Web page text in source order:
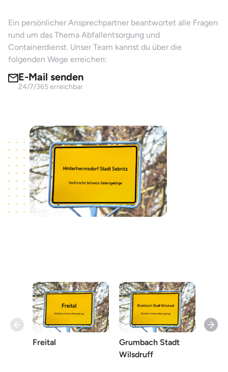
Ein persönlicher Ansprechpartner beantwortet alle Fragen
rund um das Thema Abfallentsorgung und
Containerdienst. Unser Team kannst du über die
folgenden Wege erreichen:
E-Mail senden
24/7/365 erreichbar
Freital
Grumbach Stadt
Wilsdruff